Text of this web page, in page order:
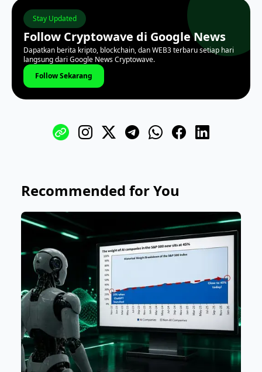
Stay Updated
Follow Cryptowave di Google News
Dapatkan berita kripto, blockchain, dan WEB3 terbaru setiap hari
langsung dari Google News Cryptowave.
Follow Sekarang
Recommended for You